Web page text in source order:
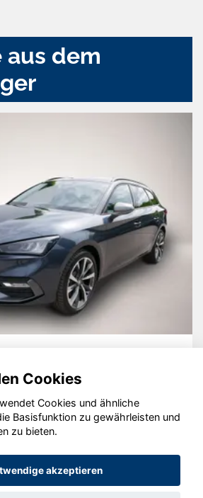
aus dem
GmbH 2020 - 2026
Cookies
Cookies und ähnliche
Basisfunktion zu gewährleisten und
zu bieten.
akzeptieren